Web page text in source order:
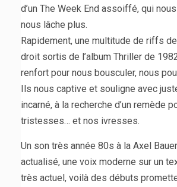
d’un The Week End assoiffé, qui
nous lâche plus.
Rapidement, une multitude de riffs
droit sortis de l’album Thriller de
renfort pour nous bousculer, nous
Ils nous captive et souligne avec
incarné, à la recherche d’un remède
tristesses… et nos ivresses.
Un son très année 80s à la Axel
actualisé, une voix moderne sur un
très actuel, voilà des débuts